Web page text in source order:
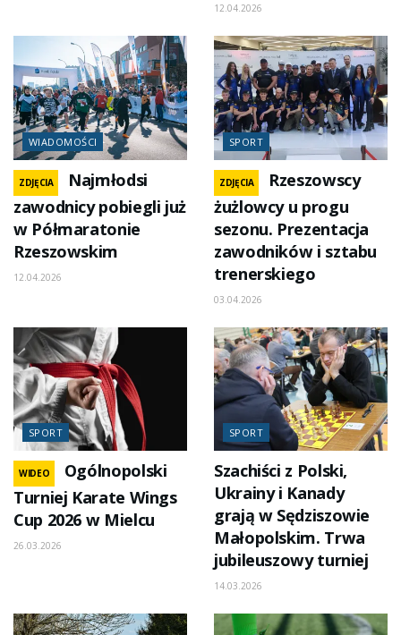
12.04.2026
WIADOMOŚCI
ZDJĘCIA
Najmłodsi
zawodnicy pobiegli już
w Półmaratonie
Rzeszowskim
12.04.2026
SPORT
ZDJĘCIA
Rzeszowscy
żużlowcy u progu
sezonu. Prezentacja
zawodników i sztabu
trenerskiego
03.04.2026
SPORT
WIDEO
Ogólnopolski
Turniej Karate Wings
Cup 2026 w Mielcu
26.03.2026
SPORT
Szachiści z Polski,
Ukrainy i Kanady
grają w Sędziszowie
Małopolskim. Trwa
jubileuszowy turniej
14.03.2026